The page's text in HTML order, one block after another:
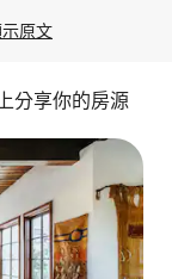
原文
分享你的房源